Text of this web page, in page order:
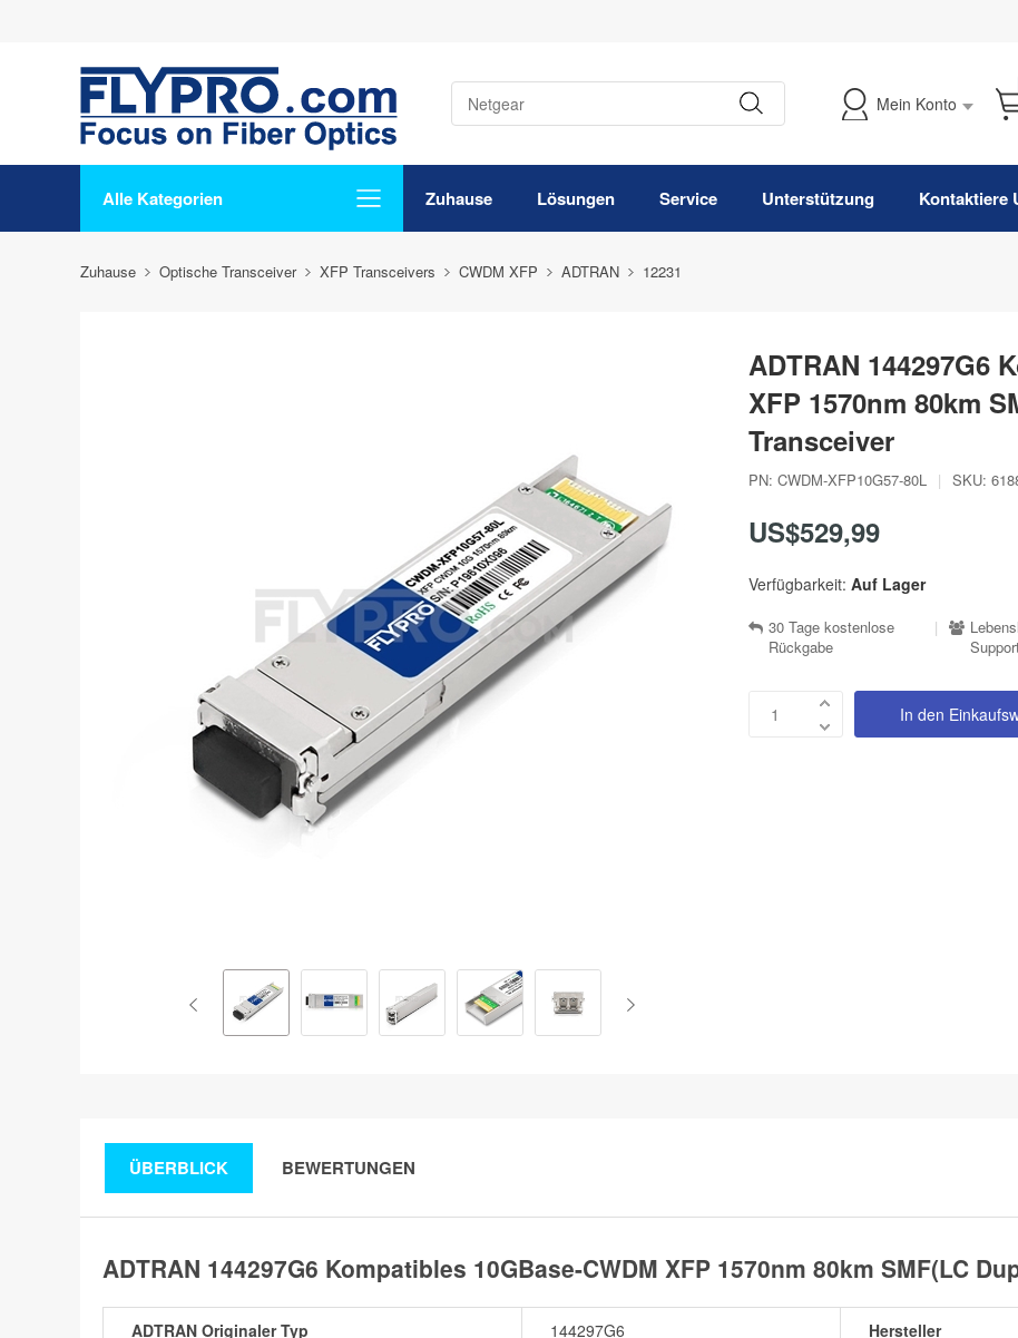
Mein Konto
Alle Kategorien Zuhause Lösungen Service Unterstützung Kontaktiere
Zuhause Optische Transceiver XFP Transceivers CWDM XFP ADTRAN 12231
ADTRAN 144297G6
XFP 1570nm 80km
Transceiver
PN: CWDM-XFP10G57-80L | SKU:
US$529,99
Verfügbarkeit: Auf Lager
30 Tage kostenlose
Rückgabe
|
In den
ÜBERBLICK BEWERTUNGEN
ADTRAN 144297G6 Kompatibles 10GBase-CWDM XFP 1570nm 80km SMF(LC
ADTRAN Originaler Typ 144297G6 Hersteller